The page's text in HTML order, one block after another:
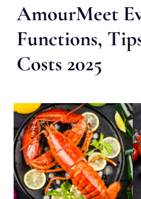
AmourMeet
Functions,
Costs 2025